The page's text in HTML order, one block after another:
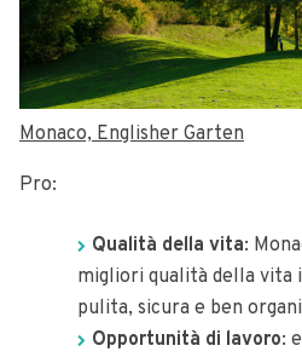
Monaco, Englisher Garten
Pro:
Qualità della vita:
migliori qualità della vita
pulita, sicura e ben
Opportunità di lavoro: